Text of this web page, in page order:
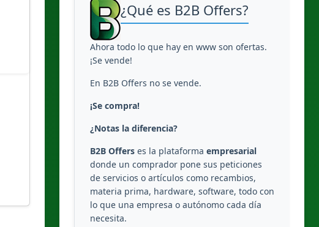
¿Qué es B2B Offers?
Ahora todo lo que hay en www son ofertas.
¡Se vende!
En B2B Offers no se vende.
¡Se compra!
¿Notas la diferencia?
B2B Offers es la plataforma empresarial
donde un comprador pone sus peticiones
de servicios o artículos como recambios,
materia prima, hardware, software, todo con
lo que una empresa o autónomo cada día
necesita.